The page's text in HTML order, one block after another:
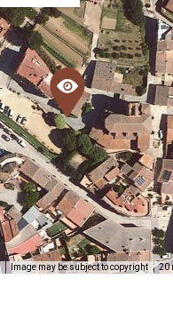
Image may be subject to copyright 20